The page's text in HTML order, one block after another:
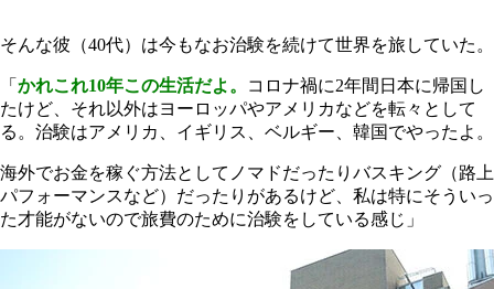
そんな彼（40代）は今もなお治験を続けて世界を旅していた。
「 かれこれ10年この生活だよ。
コロナ禍に2年間日本に帰国し
たけど、それ以外はヨーロッパやアメリカなどを転々として
る。治験はアメリカ、イギリス、ベルギー、韓国でやったよ。
海外でお金を稼ぐ方法としてノマドだったりバスキング（路上
パフォーマンスなど）だったりがあるけど、私は特にそういっ
た才能がないので旅費のために治験をしている感じ」